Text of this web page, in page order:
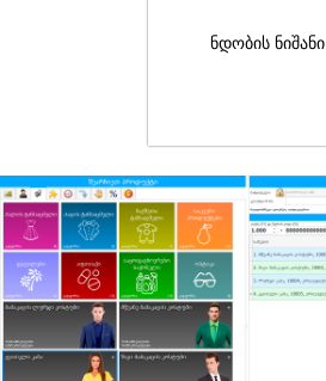
ნდობის ნიშანი